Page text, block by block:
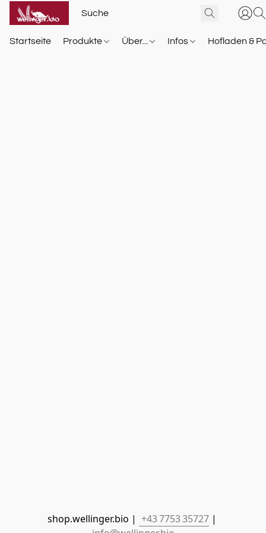
Startseite Produkte Über... Infos Hofladen &
shop.wellinger.bio | +43 7753 35727